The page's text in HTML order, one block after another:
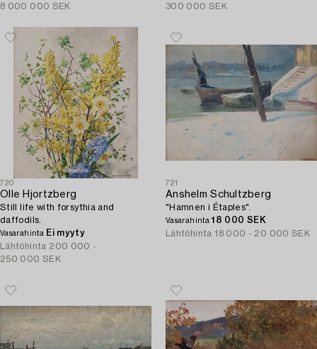
8 000 000 SEK
300 000 SEK
720
Olle Hjortzberg
Still life with forsythia and
daffodils.
Vasarahinta Ei myyty
Lähtöhinta 200 000 -
250 000 SEK
721
Anshelm Schultzberg
"Hamnen i Étaples".
Vasarahinta18 000 SEK
Lähtöhinta 18 000 - 20 000 SEK